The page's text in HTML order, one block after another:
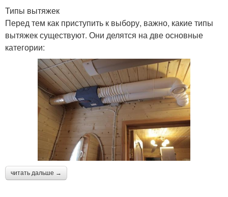
Типы вытяжек
Перед тем как приступить к выбору, важно, какие типы
вытяжек существуют. Они делятся на две основные
категории:
читать дальше →